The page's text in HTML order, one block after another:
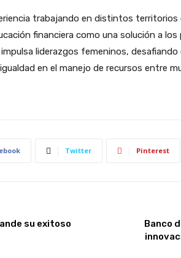
trabajando en distintos territorios
financiera como una solución a
liderazgos femeninos,
en el manejo de recursos entre
Twitter Pinterest
su exitoso
Banco